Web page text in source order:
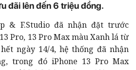
đãi lên đến 6 triệu đồng.
& F.Studio đã nhận đặt trước
Pro, 13 Pro Max màu Xanh lá từ
ngày 14/4, hệ thống đã nhận
trong đó iPhone 13 Pro Max